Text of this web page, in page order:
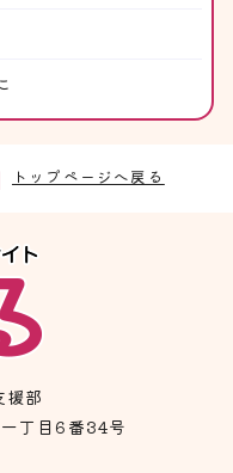
トップページへ戻る
援部
丁目6番34号